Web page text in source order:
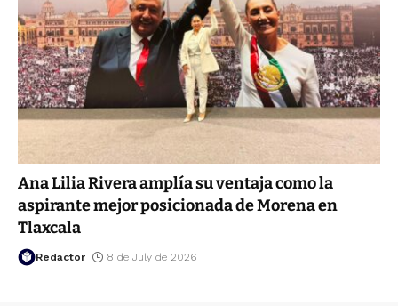
Ana Lilia Rivera amplía su ventaja como la
aspirante mejor posicionada de Morena en
Tlaxcala
Redactor 8 de July de 2026